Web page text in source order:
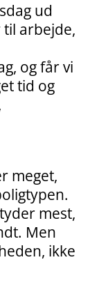
ud
til arbejde,
og får vi
tid og
meget,
mest,
Men
ikke